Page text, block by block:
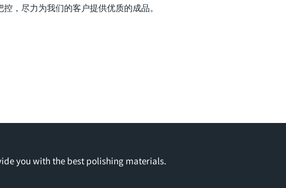
，尽力为我们的客户提供优质的成品。
you with the best polishing materials.